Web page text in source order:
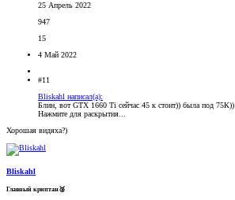
25 Апрель 2022
947
15
4 Май 2022
#11
Bliskahl написал(а):
Блин, вот GTX 1660 Ti сейчас 45 к стоит)) была под 75К))
Нажмите для раскрытия...
Хорошая видяха?)
Bliskahl
Главный криптан🥈